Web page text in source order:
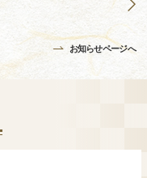
お知らせページへ